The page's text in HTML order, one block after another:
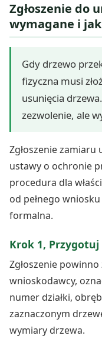
Zgłoszenie do
wymagane i jak
Gdy drzewo
fizyczna musi
usunięcia
zezwolenie, ale
Zgłoszenie zamiaru
ustawy o ochronie
procedura dla
od pełnego
formalna.
Krok 1, Przygotuj
Zgłoszenie
wnioskodawcy,
numer działki,
zaznaczonym
wymiary drzewa.